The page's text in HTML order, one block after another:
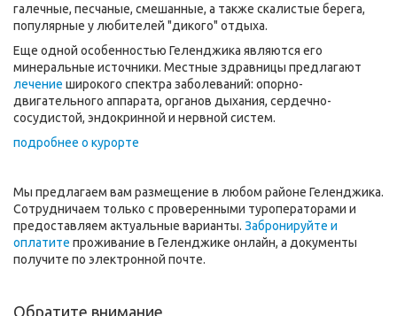
галечные, песчаные, смешанные, а также скалистые берега,
популярные у любителей "дикого" отдыха.
Еще одной особенностью Геленджика являются его
минеральные источники. Местные здравницы предлагают
лечение широкого спектра заболеваний: опорно-
двигательного аппарата, органов дыхания, сердечно-
сосудистой, эндокринной и нервной систем.
подробнее о курорте
Мы предлагаем вам размещение в любом районе Геленджика.
Сотрудничаем только с проверенными туроператорами и
предоставляем актуальные варианты. Забронируйте и
оплатите проживание в Геленджике онлайн, а документы
получите по электронной почте.
Обратите внимание